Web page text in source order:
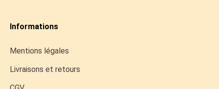
Informations
Mentions légales
Livraisons et retours